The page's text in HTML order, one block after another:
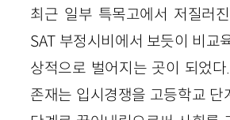
최근 일부 특목고에서 저질러
SAT 부정시비에서 보듯이 비교
상적으로 벌어지는 곳이 되었다
존재는 입시경쟁을 고등학교 단